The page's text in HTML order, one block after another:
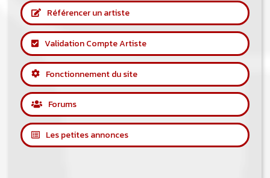
Référencer un artiste
Validation Compte Artiste
Fonctionnement du site
Forums
Les petites annonces